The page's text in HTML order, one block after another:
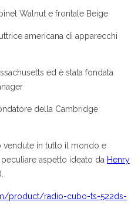
Walnut e frontale Beige
americana di apparecchi
ed è stata fondata
della Cambridge
vendute in tutto il mondo e
aspetto ideato da Henry
product/radio-cubo-ts-522ds-